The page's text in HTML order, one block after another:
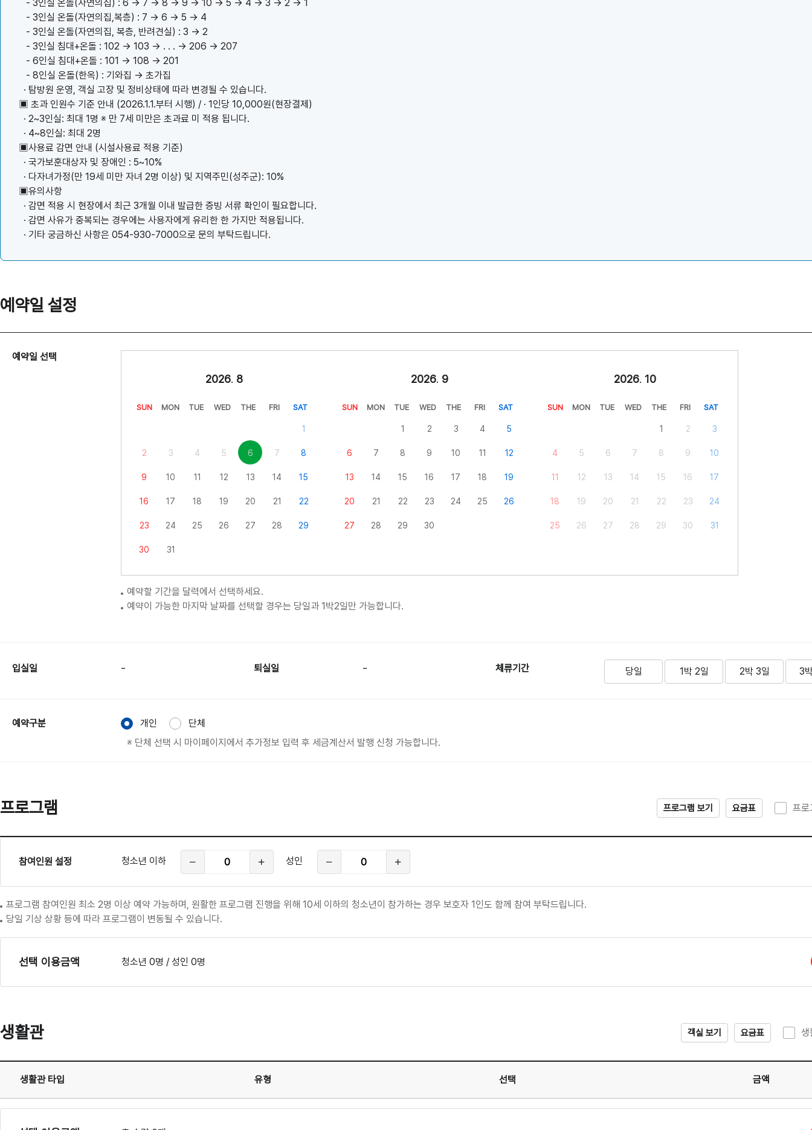
- 3인실 온돌(자연의집) : 6 → 7 → 8 → 9 → 10 → 5 → 4 → 3 → 2 → 1
- 3인실 온돌(자연의집,복층) : 7 → 6 → 5 → 4
- 3인실 온돌(자연의집, 복층, 반려견실) : 3 → 2
- 3인실 침대+온돌 : 102 → 103 → . . . → 206 → 207
- 6인실 침대+온돌 : 101 → 108 → 201
- 8인실 온돌(한옥) : 기와집 → 초가집
· 탐방원 운영, 객실 고장 및 정비상태에 따라 변경될 수 있습니다.
▣ 초과 인원수 기준 안내 (2026.1.1.부터 시행) / · 1인당 10,000원(현장결제)
· 2~3인실: 최대 1명 ※ 만 7세 미만은 초과료 미 적용 됩니다.
· 4~8인실: 최대 2명
▣사용료 감면 안내 (시설사용료 적용 기준)
· 국가보훈대상자 및 장애인 : 5~10%
· 다자녀가정(만 19세 미만 자녀 2명 이상) 및 지역주민(성주군): 10%
▣유의사항
· 감면 적용 시 현장에서 최근 3개월 이내 발급한 증빙 서류 확인이 필요합니다.
· 감면 사유가 중복되는 경우에는 사용자에게 유리한 한 가지만 적용됩니다.
· 기타 궁금하신 사항은 054-930-7000으로 문의 부탁드립니다.
예약일 설정
예약일 선택
2026. 8
SUN MON TUE WED THE FRI SAT
1
2 3 4 5 6 7 8
9 10 11 12 13 14 15
16 17 18 19 20 21 22
23 24 25 26 27 28 29
30 31
2026. 9
SUN MON TUE WED THE FRI SAT
1 2 3 4 5
6 7 8 9 10 11 12
13 14 15 16 17 18 19
20 21 22 23 24 25 26
27 28 29 30
2026. 10
SUN MON TUE WED THE FRI SAT
1 2 3
4 5 6 7 8 9 10
11 12 13 14 15 16 17
18 19 20 21 22 23 24
25 26 27 28 29 30 31
예약할 기간을 달력에서 선택하세요.
예약이 가능한 마지막 날짜를 선택할 경우는 당일과 1박2일만 가능합니다.
입실일 - 퇴실일 - 체류기간 당일 1박 2일 2박 3일 3
예약구분 개인
단체
※ 단체 선택 시 마이페이지에서 추가정보 입력 후 세금계산서 발행 신청 가능합니다.
프로그램 프로그램 보기 요금표 프로
프
참여인원 설정 청소년 이하
청
소
년
참
여
인
성인
성
인
참
원
프로그램 참여인원 최소 2명 이상 예약 가능하며, 원활한 프로그램 진행을 위해 10세 이하의 청소년이 참가하는 경우 보호자 1인도 함께 참여 부탁드립니다.
당일 기상 상황 등에 따라 프로그램이 변동될 수 있습니다.
선택 이용금액 청소년 0명 / 성인 0명
생활관 객실 보기 요금표 생
생
활
생활관 타입 유형 선택
금액
생
활